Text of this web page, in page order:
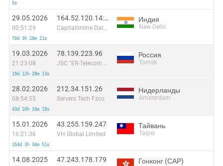
5s
29.05.2026
00:51:29
70d 3h 28m 21s
164.52.120.14:53945
Capitalonline Data Service (HK) Co
Индия
New Delhi
19.03.2026
21:23:08
19d 12h 28m 13s
78.139.223.96
JSC "ER-Telecom Holding" Tomsk Branch
Россия
Tomsk
28.02.2026
08:54:55
43d 16h 33m 19s
212.34.151.26
Servers Tech Fzco
Нидерланды
Amsterdam
15.01.2026
16:21:36
154d 3h 34m 51s
43.255.159.247
VH Global Limited
Тайвань
Taipei
14.08.2025 47.243.178.179 Гонконг (САР)